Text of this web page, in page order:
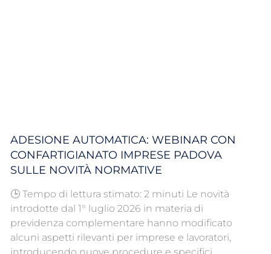
ADESIONE AUTOMATICA: WEBINAR CON
CONFARTIGIANATO IMPRESE PADOVA
SULLE NOVITÀ NORMATIVE
🕒 Tempo di lettura stimato: 2 minuti Le novità
introdotte dal 1° luglio 2026 in materia di
previdenza complementare hanno modificato
alcuni aspetti rilevanti per imprese e lavoratori,